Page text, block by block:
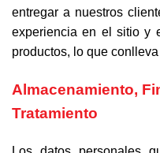
entregar a nuestros
experiencia en el sitio y
productos, lo que
Almacenamiento,
Tratamiento